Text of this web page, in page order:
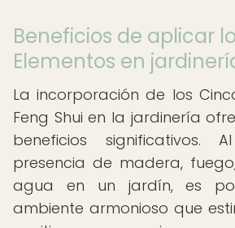
Beneficios de aplicar
Elementos en
La incorporación de los
Feng Shui en la jardinería
beneficios significativos.
presencia de madera,
agua en un jardín, es
ambiente armonioso que